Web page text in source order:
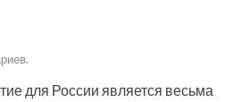
для России является весьма